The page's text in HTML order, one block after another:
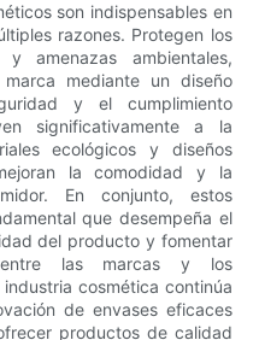
son indispensables en
razones. Protegen los
amenazas ambientales,
mediante un diseño
y el cumplimiento
significativamente a la
ecológicos y diseños
la comodidad y la
En conjunto, estos
que desempeña el
del producto y fomentar
entre las marcas y los
cosmética continúa
de envases eficaces
productos de calidad